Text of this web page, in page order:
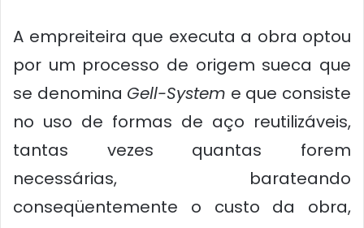
A empreiteira que executa a obra optou
por um processo de origem sueca que
se denomina Gell-System e que consiste
no uso de formas de aço reutilizáveis,
tantas vezes quantas forem
necessárias, barateando
conseqüentemente o custo da obra,